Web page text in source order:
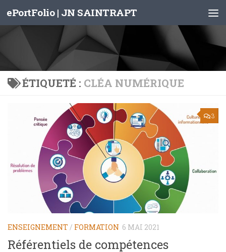
Skip to content
ePortFolio | JN SAINTRAPT
ÉTIQUETÉ : CLÉA NUMÉRIQUE
3
ENSEIGNEMENT / FORMATION 6 MAI 2021
Référentiels de compétences